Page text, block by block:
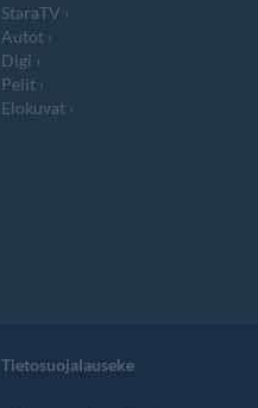
StaraTV
Autot
Digi
Pelit
Elokuvat
Tietosuojalauseke